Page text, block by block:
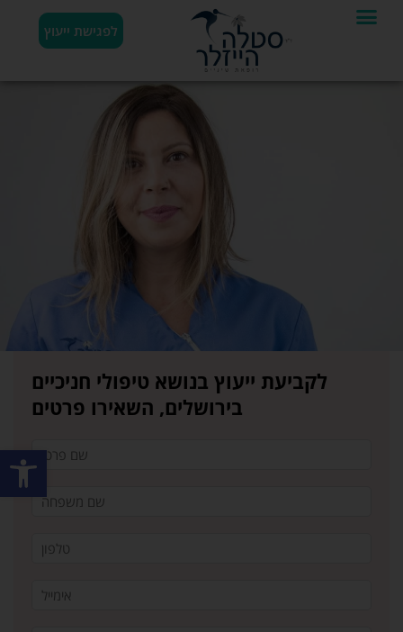
פתח
לפגישת ייעוץ
לקביעת ייעוץ בנושא טיפולי חניכיים
בירושלים, השאירו פרטים